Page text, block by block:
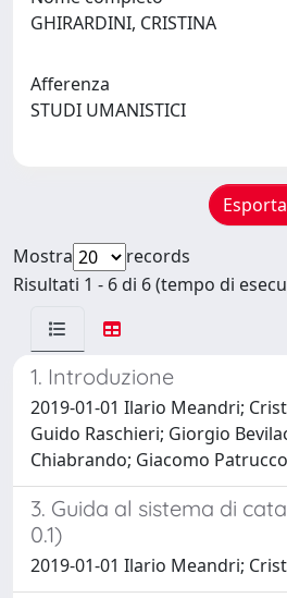
GHIRARDINI, CRISTINA
Afferenza
STUDI UMANISTICI
Mostra
records
Risultati 1 - 6 di 6 (tempo di
1. Introduzione
2019-01-01 Ilario Meandri;
Guido Raschieri; Giorgio
Chiabrando; Giacomo Patrucco
3. Guida al sistema di
0.1)
2019-01-01 Ilario Meandri;